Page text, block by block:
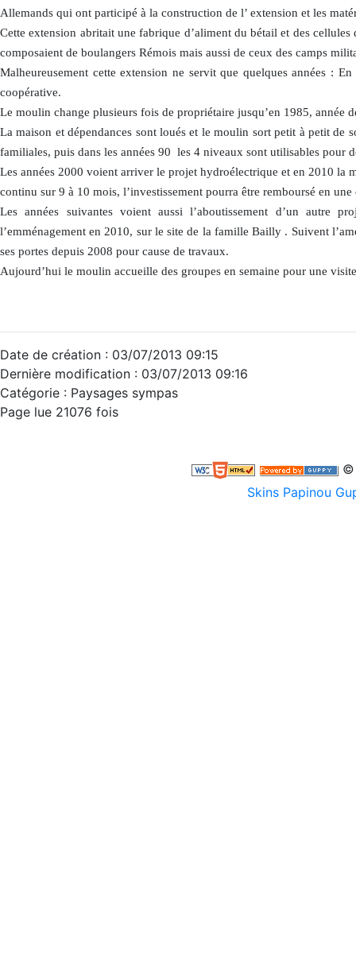
Allemands qui ont participé à la construction de l’ extension et les
Cette extension abritait une fabrique d’aliment du bétail et des
composaient de boulangers Rémois mais aussi de ceux des camps
Malheureusement cette extension ne servit que quelques années :
coopérative.
Le moulin change plusieurs fois de propriétaire jusqu’en 1985,
La maison et dépendances sont loués et le moulin sort petit à petit de
familiales, puis dans les années 90 les 4 niveaux sont utilisables pour
Les années 2000 voient arriver le projet hydroélectrique et en 2010 la
continu sur 9 à 10 mois, l’investissement pourra être remboursé en une
Les années suivantes voient aussi l’aboutissement d’un autre
l’emménagement en 2010, sur le site de la famille Bailly . Suivent
ses portes depuis 2008 pour cause de travaux.
Aujourd’hui le moulin accueille des groupes en semaine pour une
Date de création : 03/07/2013 09:15
Dernière modification : 03/07/2013 09:16
Catégorie : Paysages sympas
Page lue 21076 fois
©
Skins Papinou